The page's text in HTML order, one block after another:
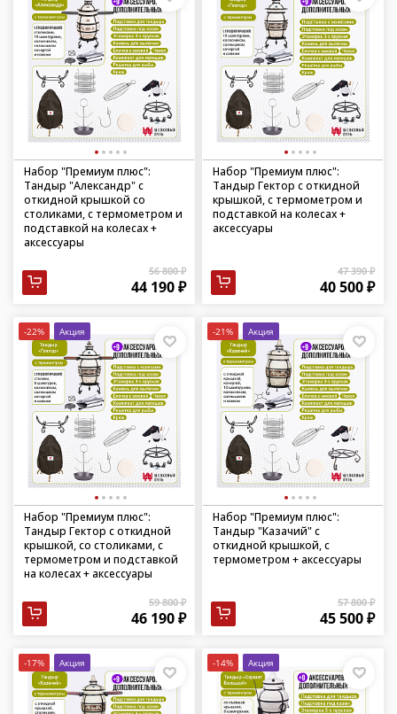
Набор "Премиум плюс":
Тандыр "Александр" с
откидной крышкой со
столиками, с термометром и
подставкой на колесах +
аксессуары
56 800 ₽
44 190 ₽
Набор "Премиум плюс":
Тандыр Гектор с откидной
крышкой, с термометром и
подставкой на колесах +
аксессуары
47 390 ₽
40 500 ₽
-22% Акция
Набор "Премиум плюс":
Тандыр Гектор с откидной
крышкой, со столиками, с
термометром и подставкой
на колесах + аксессуары
59 800 ₽
46 190 ₽
-21% Акция
Набор "Премиум плюс":
Тандыр "Казачий" с
откидной крышкой, с
термометром + аксессуары
57 800 ₽
45 500 ₽
-17% Акция -14% Акция